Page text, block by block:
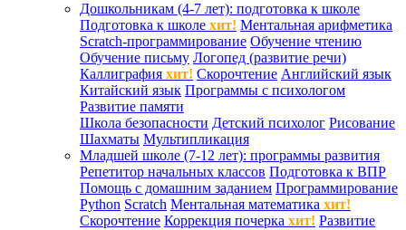
Дошкольникам (4-7 лет): подготовка к школе
Подготовка к школе хит! Ментальная арифметика
Scratch-программирование Обучение чтению
Обучение письму Логопед (развитие речи)
Каллиграфия хит! Скорочтение Английский язык
Китайский язык Программы с психологом
Развитие памяти
Школа безопасности Детский психолог Рисование
Шахматы Мультипликация
Младшей школе (7-12 лет): программы развития
Репетитор начальных классов Подготовка к ВПР
Помощь с домашним заданием Программирование
Python Scratch Ментальная математика хит!
Скорочтение Коррекция почерка хит! Развитие